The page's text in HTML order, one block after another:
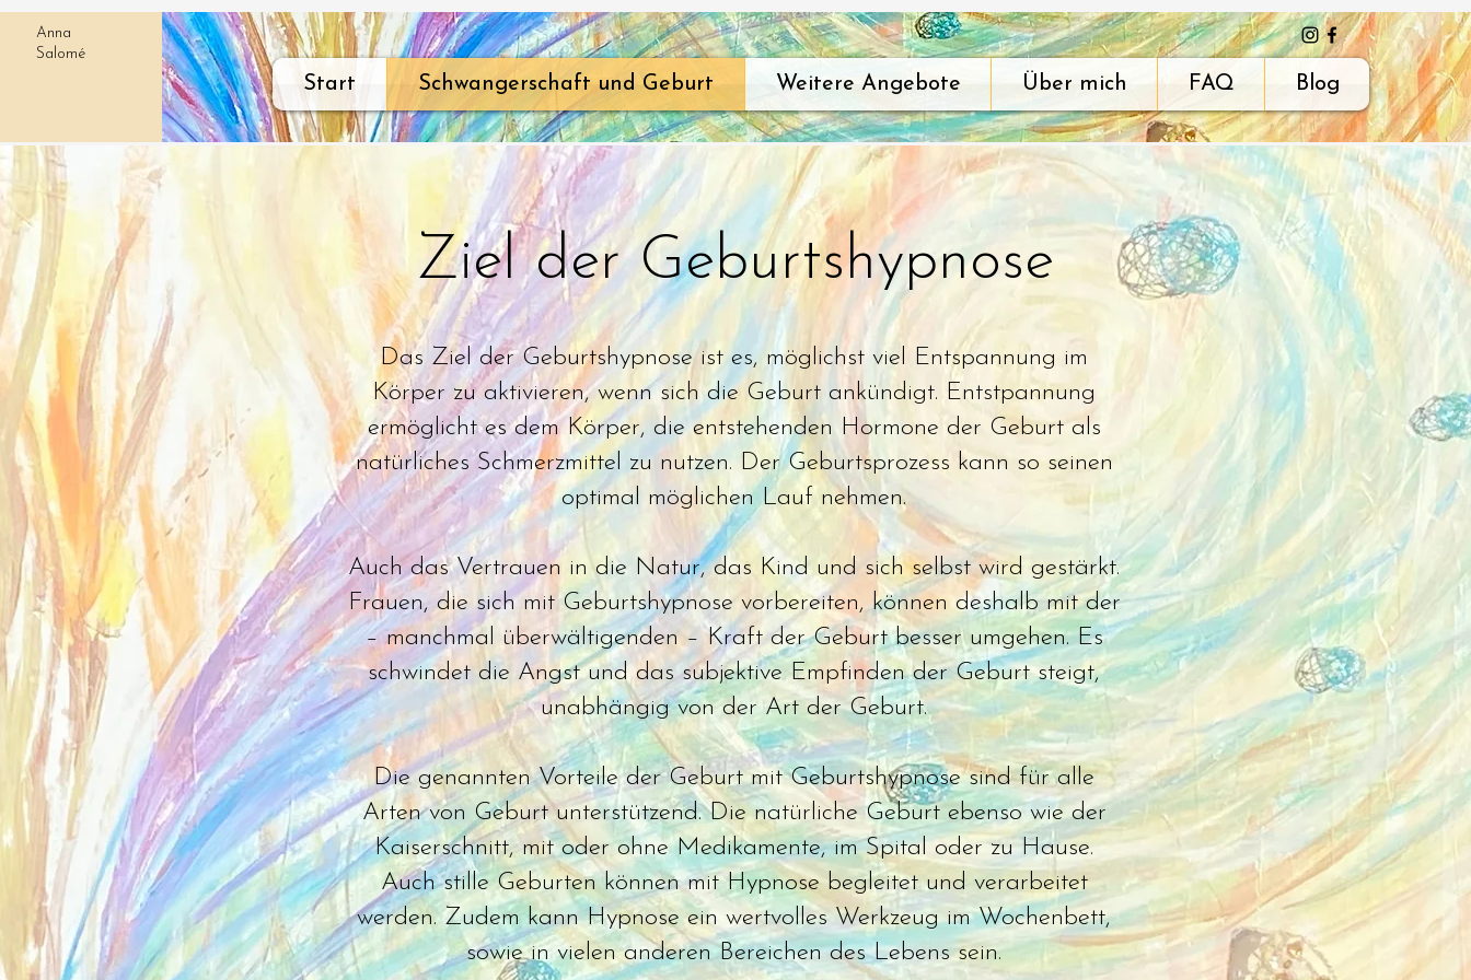
Anna
Salomé
Start Schwangerschaft und Geburt Weitere Angebote Über mich FAQ Blog
Ziel der Geburtshypnose
Das Ziel der Geburtshypnose ist es, möglichst viel Entspannung im
Körper zu aktivieren, wenn sich die Geburt ankündigt. Entstpannung
ermöglicht es dem Körper, die entstehenden Hormone der Geburt als
natürliches Schmerzmittel zu nutzen. Der Geburtsprozess kann so seinen
optimal möglichen Lauf nehmen.
Auch das Vertrauen in die Natur, das Kind und sich selbst wird gestärkt.
Frauen, die sich mit Geburtshypnose vorbereiten, können deshalb mit der
– manchmal überwältigenden – Kraft der Geburt besser umgehen. Es
schwindet die Angst und das subjektive Empfinden der Geburt steigt,
unabhängig von der Art der Geburt.
Die genannten Vorteile der Geburt mit Geburtshypnose sind für alle
Arten von Geburt unterstützend. Die natürliche Geburt ebenso wie der
Kaiserschnitt, mit oder ohne Medikamente, im Spital oder zu Hause.
Auch stille Geburten können mit Hypnose begleitet und verarbeitet
werden. Zudem kann Hypnose ein wertvolles Werkzeug im Wochenbett,
sowie in vielen anderen Bereichen des Lebens sein.